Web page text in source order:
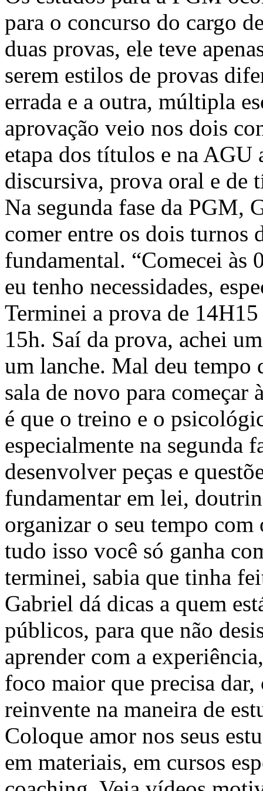
para o concurso do cargo
duas provas, ele teve
serem estilos de provas
errada e a outra, múltipla
aprovação veio nos dois
etapa dos títulos e na AGU
discursiva, prova oral e de
Na segunda fase da PGM,
comer entre os dois turnos
fundamental. “Comecei
eu tenho necessidades,
Terminei a prova de
15h. Saí da prova, achei
um lanche. Mal deu tempo
sala de novo para começar
é que o treino e o
especialmente na segunda
desenvolver peças e
fundamentar em lei,
organizar o seu tempo
tudo isso você só ganha
terminei, sabia que tinha
Gabriel dá dicas a quem
públicos, para que não
aprender com a
foco maior que precisa dar,
reinvente na maneira de
Coloque amor nos seus
em materiais, em cursos